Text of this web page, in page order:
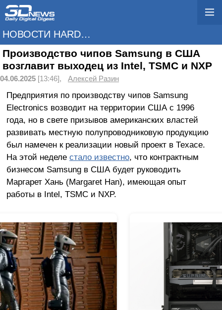
НОВОСТИ HARDWARE
Производство чипов Samsung в США
возглавит выходец из Intel, TSMC и NXP
04.06.2025 [13:46], Алексей Разин
Предприятия по производству чипов Samsung
Electronics возводит на территории США с 1996
года, но в свете призывов американских властей
развивать местную полупроводниковую продукцию
был намечен к реализации новый проект в Техасе.
На этой неделе стало известно, что контрактным
бизнесом Samsung в США будет руководить
Маргарет Хань (Margaret Han), имеющая опыт
работы в Intel, TSMC и NXP.